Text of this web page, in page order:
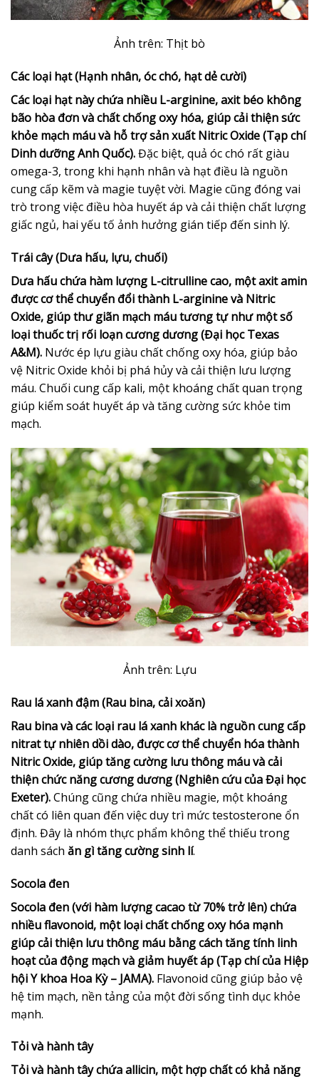
Ảnh trên: Thịt bò
Các loại hạt (Hạnh nhân, óc chó, hạt dẻ cười)
Các loại hạt này chứa nhiều L-arginine, axit béo không
bão hòa đơn và chất chống oxy hóa, giúp cải thiện sức
khỏe mạch máu và hỗ trợ sản xuất Nitric Oxide (Tạp chí
Dinh dưỡng Anh Quốc).Đặc biệt, quả óc chó rất giàu
omega-3, trong khi hạnh nhân và hạt điều là nguồn
cung cấp kẽm và magie tuyệt vời. Magie cũng đóng vai
trò trong việc điều hòa huyết áp và cải thiện chất lượng
giấc ngủ, hai yếu tố ảnh hưởng gián tiếp đến sinh lý.
Trái cây (Dưa hấu, lựu, chuối)
Dưa hấu chứa hàm lượng L-citrulline cao, một axit amin
được cơ thể chuyển đổi thành L-arginine và Nitric
Oxide, giúp thư giãn mạch máu tương tự như một số
loại thuốc trị rối loạn cương dương (Đại học Texas
A&M). Nước ép lựu giàu chất chống oxy hóa, giúp bảo
vệ Nitric Oxide khỏi bị phá hủy và cải thiện lưu lượng
máu. Chuối cung cấp kali, một khoáng chất quan trọng
giúp kiểm soát huyết áp và tăng cường sức khỏe tim
mạch.
Ảnh trên: Lựu
Rau lá xanh đậm (Rau bina, cải xoăn)
Rau bina và các loại rau lá xanh khác là nguồn cung cấp
nitrat tự nhiên dồi dào, được cơ thể chuyển hóa thành
Nitric Oxide, giúp tăng cường lưu thông máu và cải
thiện chức năng cương dương (Nghiên cứu của Đại học
Exeter).Chúng cũng chứa nhiều magie, một khoáng
chất có liên quan đến việc duy trì mức testosterone ổn
định. Đây là nhóm thực phẩm không thể thiếu trong
danh sách ăn gì tăng cường sinh lí.
Socola đen
Socola đen (với hàm lượng cacao từ 70% trở lên) chứa
nhiều flavonoid, một loại chất chống oxy hóa mạnh
giúp cải thiện lưu thông máu bằng cách tăng tính linh
hoạt của động mạch và giảm huyết áp (Tạp chí của Hiệp
hội Y khoa Hoa Kỳ – JAMA). Flavonoid cũng giúp bảo vệ
hệ tim mạch, nền tảng của một đời sống tình dục khỏe
mạnh.
Tỏi và hành tây
Tỏi và hành tây chứa allicin, một hợp chất có khả năng